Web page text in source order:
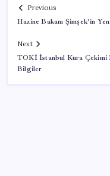
Previous
Hazine Bakanı Şimşek’in
Next
TOKİ İstanbul Kura Çekimi
Bilgiler